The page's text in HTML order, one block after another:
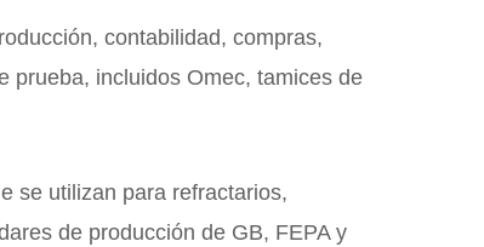
contabilidad, compras,
prueba, incluidos Omec, tamices de
se utilizan para refractarios,
de producción de GB, FEPA y